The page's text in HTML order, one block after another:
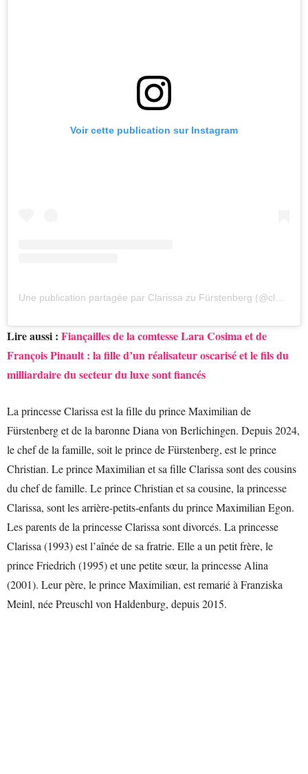
Voir cette publication sur Instagram
Lire aussi : Fiançailles de la comtesse Lara Cosima et de
François Pinault : la fille d’un réalisateur oscarisé et le fils du
milliardaire du secteur du luxe sont fiancés
La princesse Clarissa est la fille du prince Maximilian de
Fürstenberg et de la baronne Diana von Berlichingen. Depuis 2024,
le chef de la famille, soit le prince de Fürstenberg, est le prince
Christian. Le prince Maximilian et sa fille Clarissa sont des cousins
du chef de famille. Le prince Christian et sa cousine, la princesse
Clarissa, sont les arrière-petits-enfants du prince Maximilian Egon.
Les parents de la princesse Clarissa sont divorcés. La princesse
Clarissa (1993) est l’aînée de sa fratrie. Elle a un petit frère, le
prince Friedrich (1995) et une petite sœur, la princesse Alina
(2001). Leur père, le prince Maximilian, est remarié à Franziska
Meinl, née Preuschl von Haldenburg, depuis 2015.